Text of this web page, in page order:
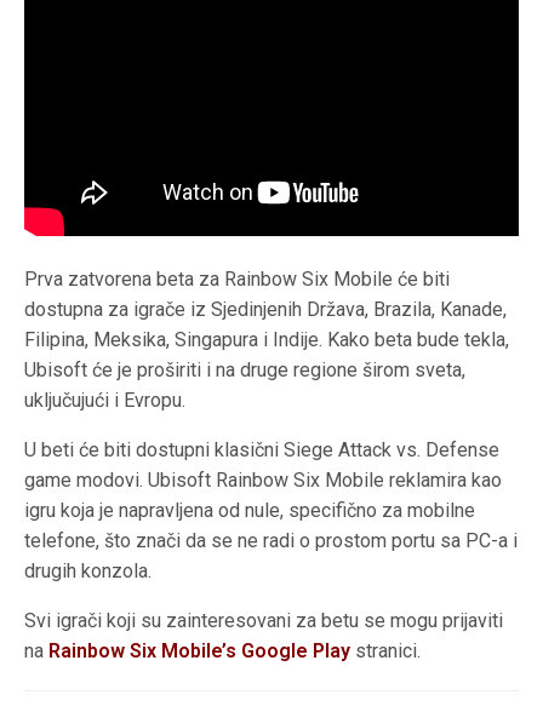
Prva zatvorena beta za Rainbow Six Mobile će biti
dostupna za igrače iz Sjedinjenih Država, Brazila, Kanade,
Filipina, Meksika, Singapura i Indije. Kako beta bude tekla,
Ubisoft će je proširiti i na druge regione širom sveta,
uključujući i Evropu.
U beti će biti dostupni klasični Siege Attack vs. Defense
game modovi. Ubisoft Rainbow Six Mobile reklamira kao
igru koja je napravljena od nule, specifično za mobilne
telefone, što znači da se ne radi o prostom portu sa PC-a i
drugih konzola.
Svi igrači koji su zainteresovani za betu se mogu prijaviti
na Rainbow Six Mobile’s Google Play stranici.